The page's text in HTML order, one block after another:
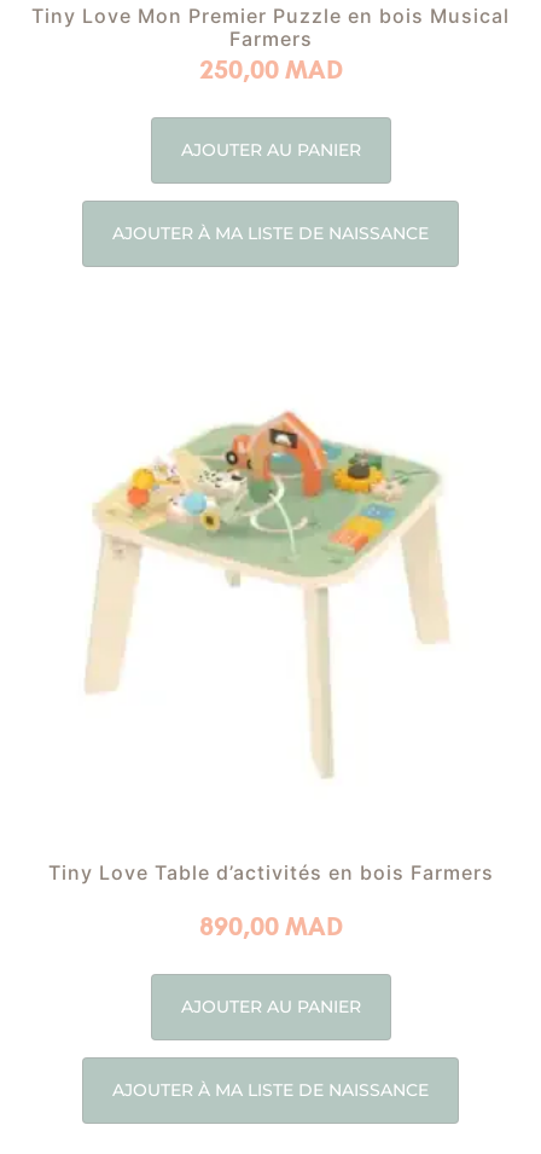
Tiny Love Mon Premier Puzzle en bois Musical
Farmers
250,00 MAD
AJOUTER AU PANIER
AJOUTER À MA LISTE DE NAISSANCE
Tiny Love Table d’activités en bois Farmers
890,00 MAD
AJOUTER AU PANIER
AJOUTER À MA LISTE DE NAISSANCE